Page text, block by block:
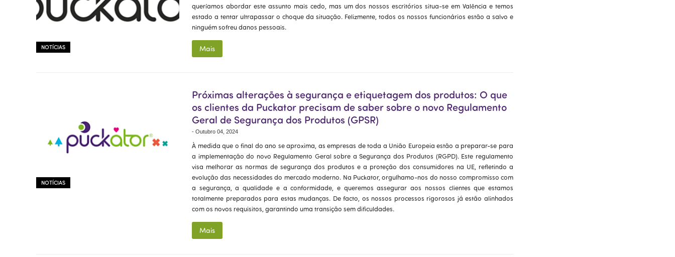
NOTÍCIAS
queríamos abordar este assunto mais cedo, mas um dos nossos escritórios situa-se em Valência e temos
estado a tentar ultrapassar o choque da situação. Felizmente, todos os nossos funcionários estão a salvo e
ninguém sofreu danos pessoais.
Mais
NOTÍCIAS
Próximas alterações à segurança e etiquetagem dos produtos: O que
os clientes da Puckator precisam de saber sobre o novo Regulamento
Geral de Segurança dos Produtos (GPSR)
- Outubro 04, 2024
À medida que o final do ano se aproxima, as empresas de toda a União Europeia estão a preparar-se para
a implementação do novo Regulamento Geral sobre a Segurança dos Produtos (RGPD). Este regulamento
visa melhorar as normas de segurança dos produtos e a proteção dos consumidores na UE, refletindo a
evolução das necessidades do mercado moderno. Na Puckator, orgulhamo-nos do nosso compromisso com
a segurança, a qualidade e a conformidade, e queremos assegurar aos nossos clientes que estamos
totalmente preparados para estas mudanças. De facto, os nossos processos rigorosos já estão alinhados
com os novos requisitos, garantindo uma transição sem dificuldades.
Mais